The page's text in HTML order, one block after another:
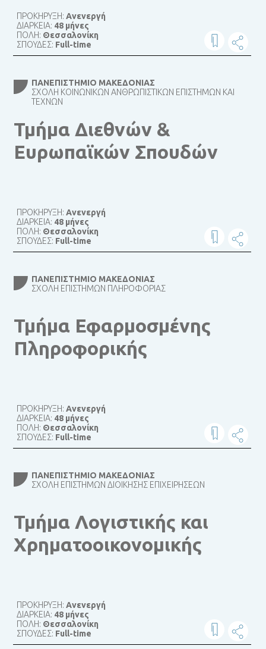
ΠΡΟΚΗΡΥΞΗ:Ανενεργή
ΔΙΑΡΚΕΙΑ: 48 μήνες
ΠΟΛΗ: Θεσσαλονίκη
ΣΠΟΥΔΕΣ: Full-time
ΠΑΝΕΠΙΣΤΉΜΙΟ ΜΑΚΕΔΟΝΊΑΣ
ΣΧΟΛΉ ΚΟΙΝΩΝΙΚΏΝ ΑΝΘΡΩΠΙΣΤΙΚΏΝ ΕΠΙΣΤΗΜΏΝ ΚΑΙ
ΤΕΧΝΏΝ
Τμήμα Διεθνών &
Ευρωπαϊκών Σπουδών
ΠΡΟΚΗΡΥΞΗ:Ανενεργή
ΔΙΑΡΚΕΙΑ: 48 μήνες
ΠΟΛΗ: Θεσσαλονίκη
ΣΠΟΥΔΕΣ: Full-time
ΠΑΝΕΠΙΣΤΉΜΙΟ ΜΑΚΕΔΟΝΊΑΣ
ΣΧΟΛΉ ΕΠΙΣΤΗΜΏΝ ΠΛΗΡΟΦΟΡΊΑΣ
Τμήμα Εφαρμοσμένης
Πληροφορικής
ΠΡΟΚΗΡΥΞΗ:Ανενεργή
ΔΙΑΡΚΕΙΑ: 48 μήνες
ΠΟΛΗ: Θεσσαλονίκη
ΣΠΟΥΔΕΣ: Full-time
ΠΑΝΕΠΙΣΤΉΜΙΟ ΜΑΚΕΔΟΝΊΑΣ
ΣΧΟΛΉ ΕΠΙΣΤΗΜΏΝ ΔΙΟΊΚΗΣΗΣ ΕΠΙΧΕΙΡΉΣΕΩΝ
Τμήμα Λογιστικής και
Χρηματοοικονομικής
ΠΡΟΚΗΡΥΞΗ:Ανενεργή
ΔΙΑΡΚΕΙΑ: 48 μήνες
ΠΟΛΗ: Θεσσαλονίκη
ΣΠΟΥΔΕΣ: Full-time